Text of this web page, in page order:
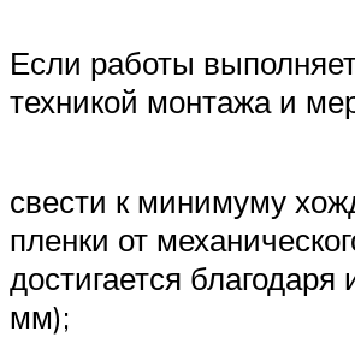
Если работы
техникой монтажа и
свести к минимуму
пленки от
достигается
мм);